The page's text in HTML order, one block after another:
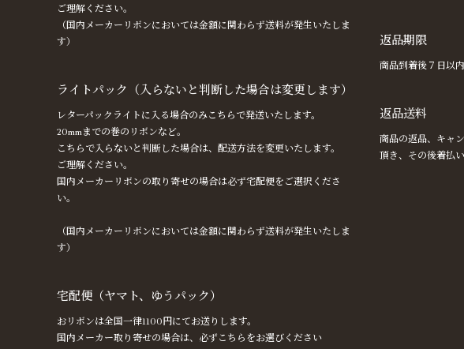
ご理解ください。
（国内メーカーリボンにおいては金額に関わらず送料が発生いたしま
す）
ライトパック（入らないと判断した場合は変更します）
レターパックライトに入る場合のみこちらで発送いたします。
20mmまでの巻のリボンなど。
こちらで入らないと判断した場合は、配送方法を変更いたします。
ご理解ください。
国内メーカーリボンの取り寄せの場合は必ず宅配便をご選択くださ
い。
（国内メーカーリボンにおいては金額に関わらず送料が発生いたしま
す）
宅配便（ヤマト、ゆうパック）
おリボンは全国一律1100円にてお送りします。
国内メーカー取り寄せの場合は、必ずこちらをお選びください
返品期限
商品到着後７日以
返品送料
商品の返品、キャ
頂き、その後着払